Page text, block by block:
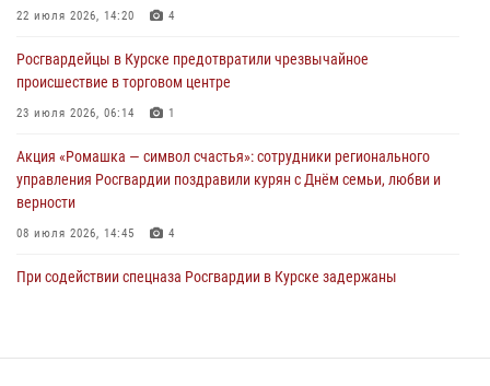
Курские росгвардейцы приняли участие в благодарственном
28 июля 2026, 13:17
22 июля 2026, 14:20 4
Росгвардейцы в Курске предотвратили чрезвычайное
происшествие в торговом центре
23 июля 2026, 06:14 1
Акция «Ромашка — символ счастья»: сотрудники регионального
управления Росгвардии поздравили курян с Днём семьи, любви и
верности
08 июля 2026, 14:45 4
При содействии спецназа Росгвардии в Курске задержаны